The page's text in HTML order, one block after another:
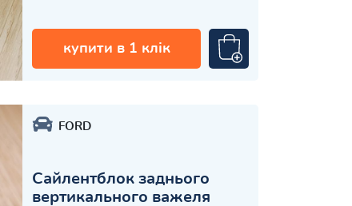
купити в 1 клік
FORD
Сайлентблок заднього
вертикального важеля